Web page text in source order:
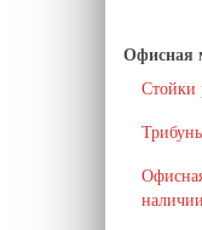
Офисная
Стойки
наличии